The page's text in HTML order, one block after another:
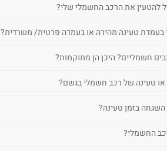
להטעין את הרכב החשמלי שלי?
טעינה מהירה או בעמדה פרטית/ משרדית?
חשמליים? היכן הן ממוקמות?
טעינה של רכב חשמלי בגשם?
בזמן טעינה?
החשמלי?